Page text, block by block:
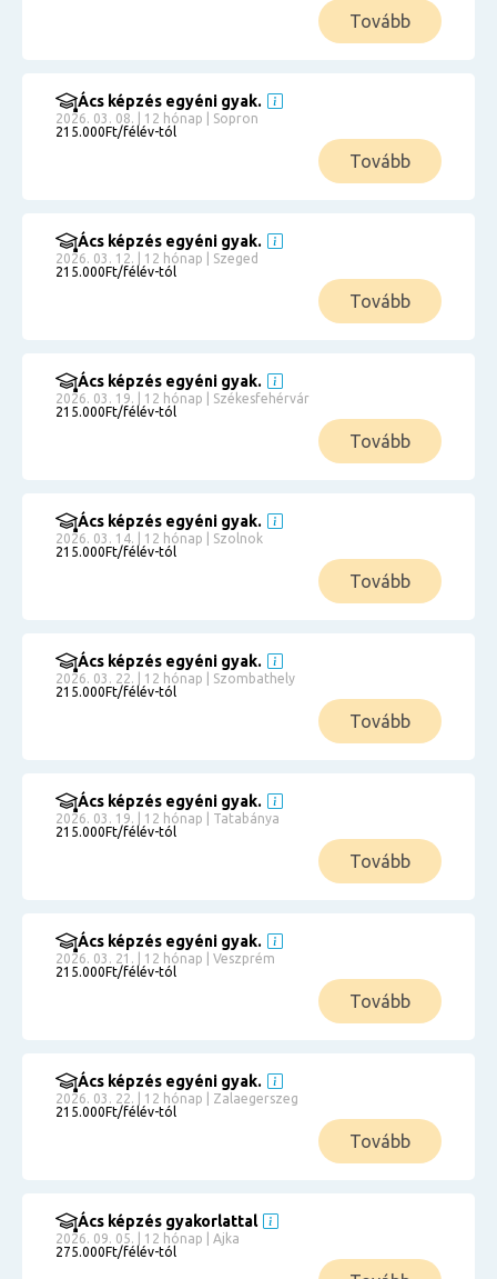
Tovább
Ács képzés egyéni gyak.
2026. 03. 08. | 12 hónap | Sopron
215.000Ft/félév-tól
Tovább
Ács képzés egyéni gyak.
2026. 03. 12. | 12 hónap | Szeged
215.000Ft/félév-tól
Tovább
Ács képzés egyéni gyak.
2026. 03. 19. | 12 hónap | Székesfehérvár
215.000Ft/félév-tól
Tovább
Ács képzés egyéni gyak.
2026. 03. 14. | 12 hónap | Szolnok
215.000Ft/félév-tól
Tovább
Ács képzés egyéni gyak.
2026. 03. 22. | 12 hónap | Szombathely
215.000Ft/félév-tól
Tovább
Ács képzés egyéni gyak.
2026. 03. 19. | 12 hónap | Tatabánya
215.000Ft/félév-tól
Tovább
Ács képzés egyéni gyak.
2026. 03. 21. | 12 hónap | Veszprém
215.000Ft/félév-tól
Tovább
Ács képzés egyéni gyak.
2026. 03. 22. | 12 hónap | Zalaegerszeg
215.000Ft/félév-tól
Tovább
Ács képzés gyakorlattal
2026. 09. 05. | 12 hónap | Ajka
275.000Ft/félév-tól